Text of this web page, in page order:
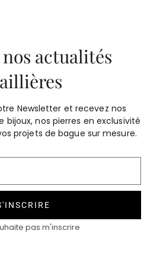
sécurisé.
ce bijou ?
69 08
nos actualités
Newsletter et recevez nos
bijoux, nos pierres en exclusivité
projets de bague sur mesure.
pas m'inscrire